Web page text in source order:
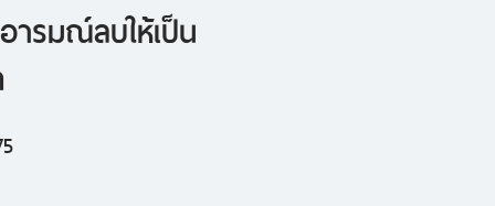
ารมณ์ลบให้เป็น
ราคา